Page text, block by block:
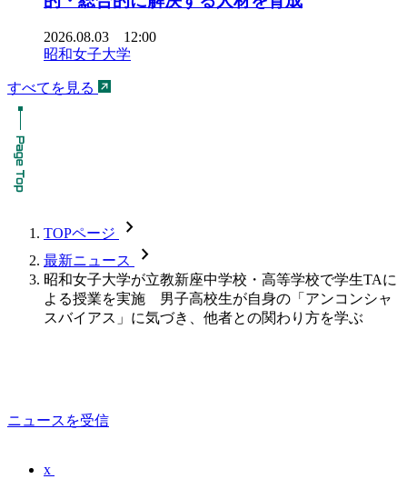
2026.08.03 12:00
昭和女子大学
すべてを見る
TOPページ chevron_forward
最新ニュース chevron_forward
昭和女子大学が立教新座中学校・高等学校で学生TAに
よる授業を実施 男子高校生が自身の「アンコンシャ
スバイアス」に気づき、他者との関わり方を学ぶ
ニュースを受信
x